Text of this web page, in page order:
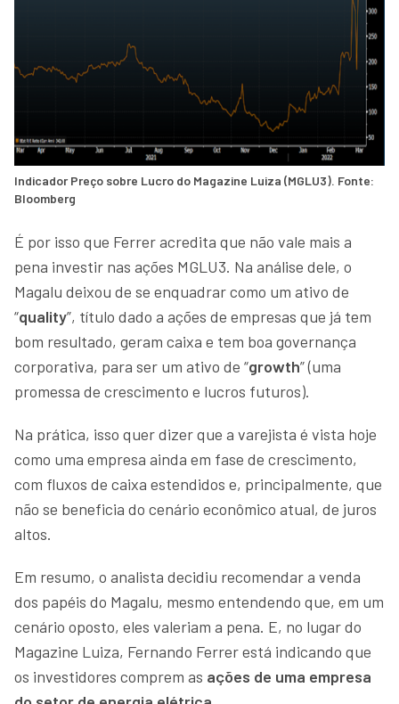
Indicador Preço sobre Lucro do Magazine Luiza (MGLU3). Fonte:
Bloomberg
É por isso que Ferrer acredita que não vale mais a
pena investir nas ações MGLU3. Na análise dele, o
Magalu deixou de se enquadrar como um ativo de
“quality”, título dado a ações de empresas que já tem
bom resultado, geram caixa e tem boa governança
corporativa, para ser um ativo de “growth” (uma
promessa de crescimento e lucros futuros).
Na prática, isso quer dizer que a varejista é vista hoje
como uma empresa ainda em fase de crescimento,
com fluxos de caixa estendidos e, principalmente, que
não se beneficia do cenário econômico atual, de juros
altos.
Em resumo, o analista decidiu recomendar a venda
dos papéis do Magalu, mesmo entendendo que, em um
cenário oposto, eles valeriam a pena. E, no lugar do
Magazine Luiza, Fernando Ferrer está indicando que
os investidores comprem as ações de uma empresa